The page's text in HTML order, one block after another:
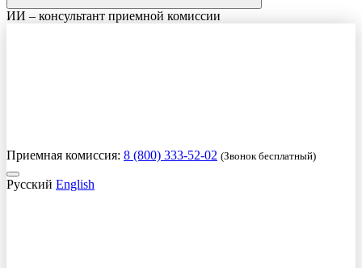
ИИ – консультант приемной комиссии
Приемная комиссия: 8 (800) 333-52-02 (Звонок бесплатный)
Русский English